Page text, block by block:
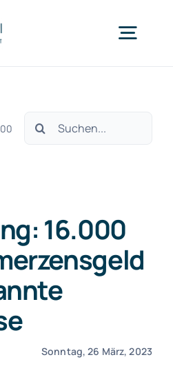
Wiesbaden
wir tun
Team
Suche
nach:
16.000
Sonntag, 26 März, 2023